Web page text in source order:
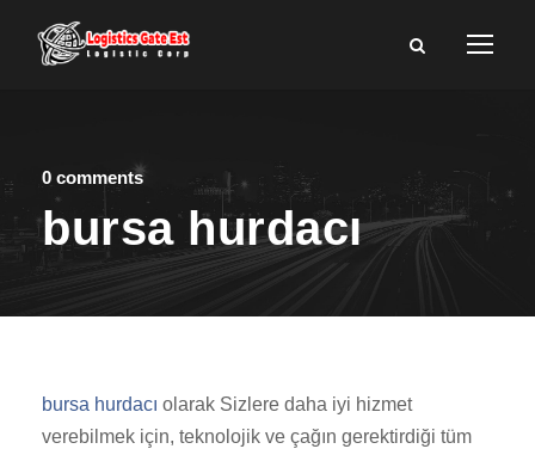
0 comments
bursa hurdacı
bursa hurdacı olarak Sizlere daha iyi hizmet
verebilmek için, teknolojik ve çağın gerektirdiği tüm